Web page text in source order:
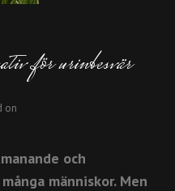
för urinbesvär
on
och
människor. Men